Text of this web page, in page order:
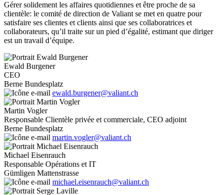
Gérer solidement les affaires quotidiennes et être proche de sa
clientèle: le comité de direction de Valiant se met en quatre pour
satisfaire ses clientes et clients ainsi que ses collaboratrices et
collaborateurs, qu’il traite sur un pied d’égalité, estimant que diriger
est un travail d’équipe.
Ewald Burgener
CEO
Berne Bundesplatz
ewald.burgener@valiant.ch
Martin Vogler
Responsable Clientèle privée et commerciale, CEO adjoint
Berne Bundesplatz
martin.vogler@valiant.ch
Michael Eisenrauch
Responsable Opérations et IT
Gümligen Mattenstrasse
michael.eisenrauch@valiant.ch